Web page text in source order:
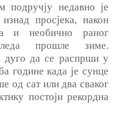
подручју недавно је
просјека, након
и необично раног
прошле зиме.
дуго да се распрши у
године када је сунце
од сат или два сваког
постоји рекордна